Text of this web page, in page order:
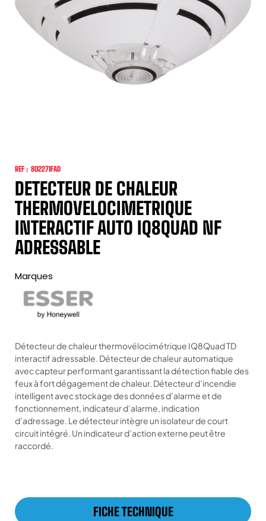
REF : 802271FAD
DETECTEUR DE CHALEUR
THERMOVELOCIMETRIQUE
INTERACTIF AUTO IQ8QUAD NF
ADRESSABLE
Marques
Détecteur de chaleur thermovélocimétrique IQ8Quad TD
interactif adressable. Détecteur de chaleur automatique
avec capteur performant garantissant la détection fiable des
feux à fort dégagement de chaleur. Détecteur d’incendie
intelligent avec stockage des données d’alarme et de
fonctionnement, indicateur d’alarme, indication
d’adressage. Le détecteur intègre un isolateur de court
circuit intégré. Un indicateur d’action externe peut être
raccordé.
FICHE TECHNIQUE